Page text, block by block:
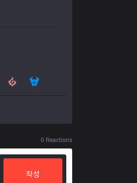
0 Reactions
작성